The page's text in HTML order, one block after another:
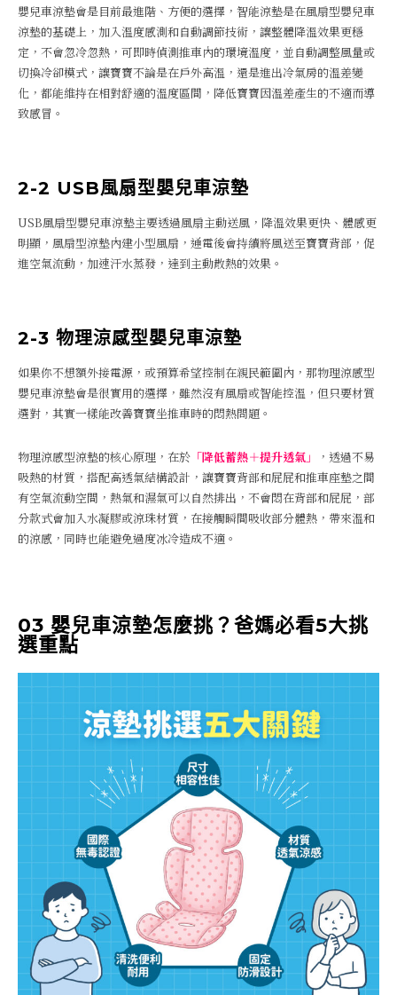
嬰兒車涼墊會是目前最進階、方便的選擇，智能涼墊是在風扇型嬰兒車
涼墊的基礎上，加入溫度感測和自動調節技術，讓整體降溫效果更穩
定，不會忽冷忽熱，可即時偵測推車內的環境溫度，並自動調整風量或
切換冷卻模式，讓寶寶不論是在戶外高溫，還是進出冷氣房的溫差變
化，都能維持在相對舒適的溫度區間，降低寶寶因溫差產生的不適而導
致感冒。
2-2 USB風扇型嬰兒車涼墊
USB風扇型嬰兒車涼墊主要透過風扇主動送風，降溫效果更快、體感更
明顯，風扇型涼墊內建小型風扇，通電後會持續將風送至寶寶背部，促
進空氣流動，加速汗水蒸發，達到主動散熱的效果。
2-3 物理涼感型嬰兒車涼墊
如果你不想額外接電源，或預算希望控制在親民範圍內，那物理涼感型
嬰兒車涼墊會是很實用的選擇，雖然沒有風扇或智能控溫，但只要材質
選對，其實一樣能改善寶寶坐推車時的悶熱問題。
物理涼感型涼墊的核心原理，在於 「降低蓄熱＋提升透氣」
，透過不易
吸熱的材質，搭配高透氣結構設計，讓寶寶背部和屁屁和推車座墊之間
有空氣流動空間，熱氣和濕氣可以自然排出，不會悶在背部和屁屁，部
分款式會加入水凝膠或涼珠材質，在接觸瞬間吸收部分體熱，帶來溫和
的涼感，同時也能避免過度冰冷造成不適。
03 嬰兒車涼墊怎麼挑？爸媽必看5大挑
選重點